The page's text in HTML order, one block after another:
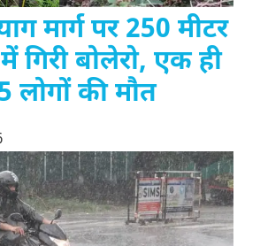
मार्ग पर 250 मीटर
गिरी बोलेरो, एक ही
लोगों की मौत